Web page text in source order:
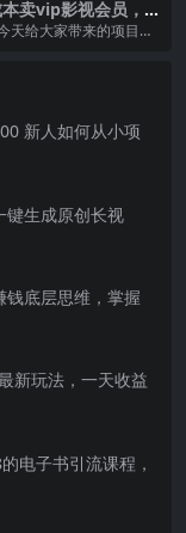
卖vip影视会员，
天给大家带来的项目是
项
键生成原创长视
钱底层思维，掌握
新玩法，一天收益
电子书引流课程，